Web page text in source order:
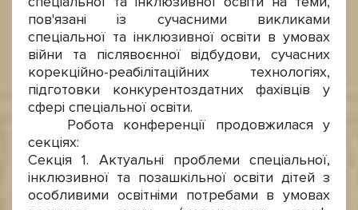
пов'язані із сучасними викликами
спеціальної та інклюзивної освіти в умовах
війни та післявоєнної відбудови, сучасних
корекційно-реабілітаційних технологіях,
підготовки конкурентоздатних фахівців у
сфері спеціальної освіти.
Робота конференції продовжилася у
секціях:
Секція 1️. Актуальні проблеми спеціальної,
інклюзивної та позашкільної освіти дітей з
особливими освітніми потребами в умовах